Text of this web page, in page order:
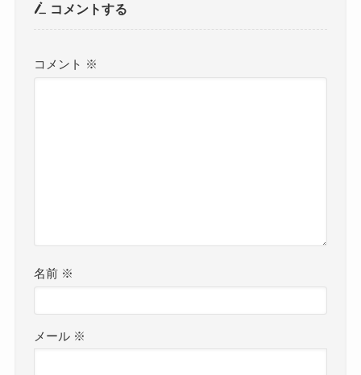
コメントする
コメント ※
名前 ※
メール ※